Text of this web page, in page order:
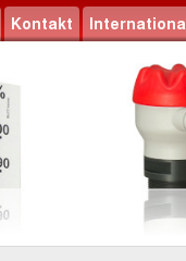
Kontakt International